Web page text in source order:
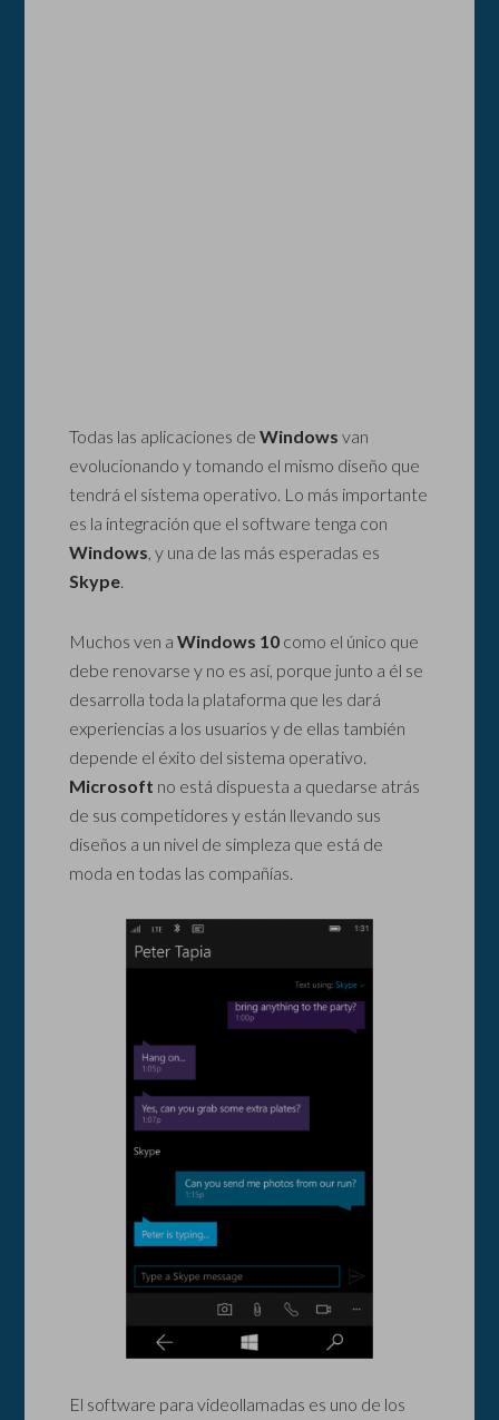
Todas las aplicaciones deWindows van
evolucionando y tomando el mismo diseño que
tendrá el sistema operativo. Lo más importante
es la integración que el software tenga con
Windows, y una de las más esperadas es
Skype.
Muchos ven aWindows 10 como el único que
debe renovarse y no es así, porque junto a él se
desarrolla toda la plataforma que les dará
experiencias a los usuarios y de ellas también
depende el éxito del sistema operativo.
Microsoft no está dispuesta a quedarse atrás
de sus competidores y están llevando sus
diseños a un nivel de simpleza que está de
moda en todas las compañías.
El software para videollamadas es uno de los